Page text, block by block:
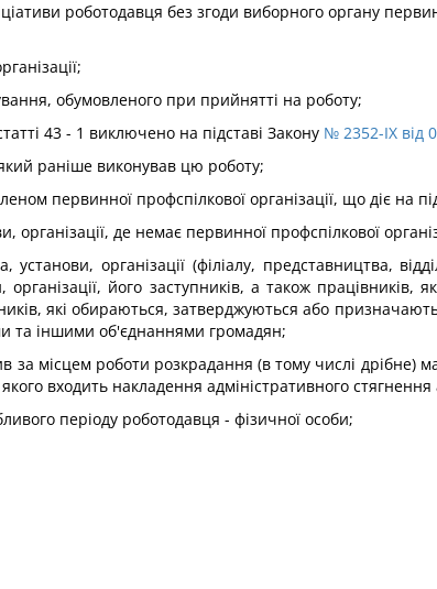
роботодавця без згоди виборного органу
обумовленого при прийнятті на роботу;
43 - 1 виключено на підставі Закону № 2352-IX від
раніше виконував цю роботу;
первинної профспілкової організації, що діє на
організації, де немає первинної профспілкової
установи, організації (філіалу, представництва,
організації, його заступників, а також працівників,
які обираються, затверджуються або
та іншими об'єднаннями громадян;
за місцем роботи розкрадання (в тому числі
входить накладення адміністративного
періоду роботодавця - фізичної особи;